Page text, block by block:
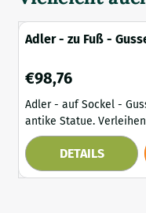
Adler - zu Fuß -
Preis: 98,76
€98,76
Adler - auf Sockel -
antike Statue. Verleihen Sie Ihrem Garten
oder Interieur mit
Adlerstatue aus
Stärke und Eleganz.
DETAILS